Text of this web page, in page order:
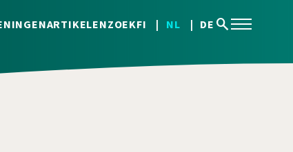
ARTIKELENZOEKFI NL DE search